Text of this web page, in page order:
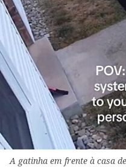
A gatinha em frente à casa